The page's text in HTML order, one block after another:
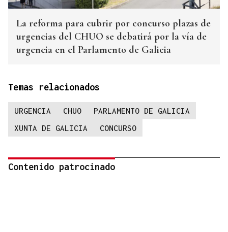
La reforma para cubrir por concurso plazas de
urgencias del CHUO se debatirá por la vía de
urgencia en el Parlamento de Galicia
Temas relacionados
URGENCIA CHUO
PARLAMENTO DE GALICIA
XUNTA DE GALICIA
CONCURSO
Contenido patrocinado